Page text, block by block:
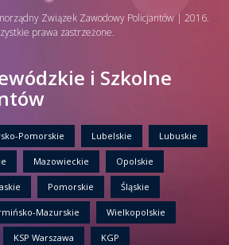
Związek Zawodowy Policjantów | 2016.
prawa zastrzeżone.
i Szkolne
Pomorskie Lubelskie Lubuskie
Mazowieckie Opolskie
Pomorskie Śląskie
Mazurskie Wielkopolskie
KSP Warszawa KGP